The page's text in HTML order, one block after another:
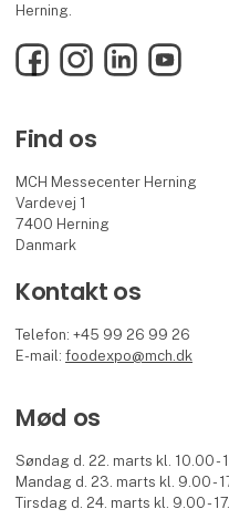
Herning.
FacebookInstagramLinkedInYouTube
Find os
MCH Messecenter Herning
Vardevej 1
7400 Herning
Danmark
Kontakt os
Telefon: +45 99 26 99 26
E-mail:foodexpo@mch.dk
Mød os
Søndag d. 22. marts kl. 10.00 -
Mandag d. 23. marts kl. 9.00 -
Tirsdag d. 24. marts kl. 9.00 -